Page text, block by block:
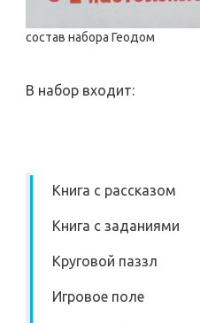
состав набора Геодом
В набор входит:
Книга с рассказом
Книга с заданиями
Круговой паззл
Игровое поле